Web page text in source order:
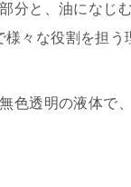
分と、油になじ
様々な役割を担
色透明の液体で